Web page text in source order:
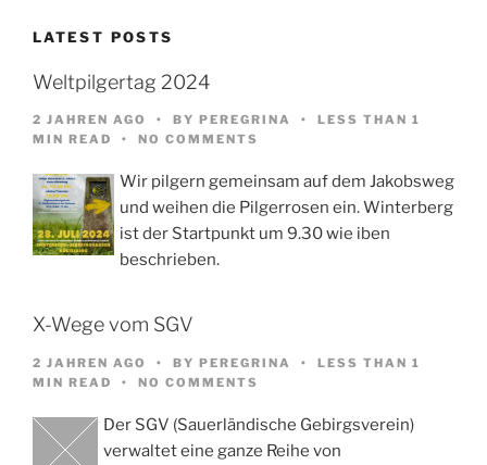
LATEST POSTS
Weltpilgertag 2024
2 JAHREN AGO BY PEREGRINA
LESS THAN 1
MIN READ
NO COMMENTS
Wir pilgern gemeinsam auf dem Jakobsweg
und weihen die Pilgerrosen ein. Winterberg
ist der Startpunkt um 9.30 wie iben
beschrieben.
X-Wege vom SGV
2 JAHREN AGO BY PEREGRINA
LESS THAN 1
MIN READ
NO COMMENTS
Der SGV (Sauerländische Gebirgsverein)
verwaltet eine ganze Reihe von